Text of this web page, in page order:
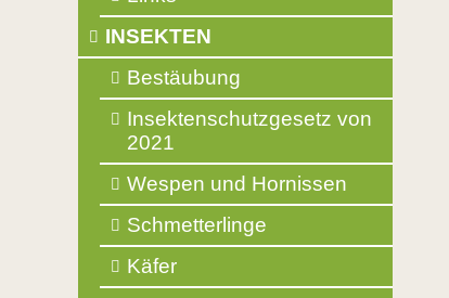
INSEKTEN
Bestäubung
Insektenschutzgesetz von
2021
Wespen und Hornissen
Schmetterlinge
Käfer